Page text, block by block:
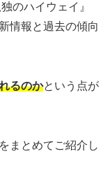
のハイウェイ』
情報と過去の傾向
るのかという点が
まとめてご紹介し